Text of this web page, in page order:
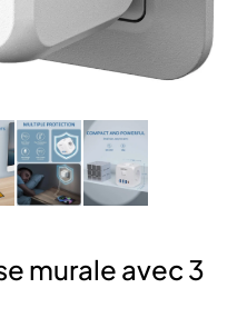
murale avec 3